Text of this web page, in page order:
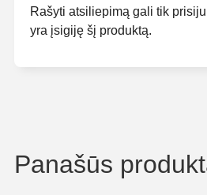
Rašyti atsiliepimą gali tik
yra įsigiję šį produktą.
Panašūs